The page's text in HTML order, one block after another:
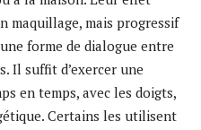
maquillage, mais progressif
forme de dialogue entre
Il suffit d’exercer une
en temps, avec les doigts,
Certains les utilisent